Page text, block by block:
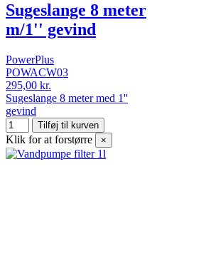
Sugeslange 8 meter
m/1'' gevind
PowerPlus
POWACW03
295,00 kr.
Sugeslange 8 meter med 1''
gevind
Tilføj til kurven
Klik for at forstørre ×